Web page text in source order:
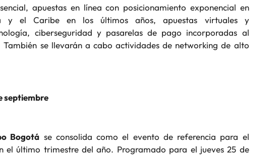
apuestas en línea con posicionamiento exponencial en
y el Caribe en los últimos años, apuestas virtuales y
ciberseguridad y pasarelas de pago incorporadas al
También se llevarán a cabo actividades de networking de alto
septiembre
Bogotá se consolida como el evento de referencia para el
el último trimestre del año. Programado para el jueves 25 de